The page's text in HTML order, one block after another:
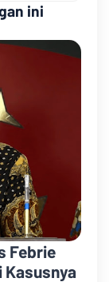
ini
Febrie
Kasusnya